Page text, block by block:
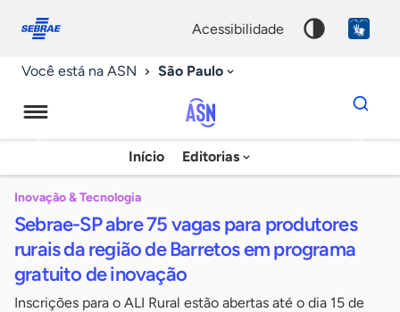
conosco
acessibilidade
Você está na ASN São Paulo
Agência
Sebrae
Notícias
Início Editorias
Dados
para
chave
Inovação & Tecnologia
Sebrae-SP abre 75 vagas para produtores
rurais da região de Barretos em programa
gratuito de inovação
Inscrições para o ALI Rural estão abertas até o dia 15 de